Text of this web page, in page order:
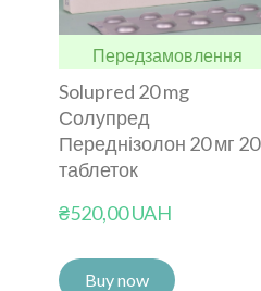
Передзамовлення
Solupred 20 mg
Солупред
Переднізолон 20 мг 20
таблеток
₴520,00 UAH
Buy now